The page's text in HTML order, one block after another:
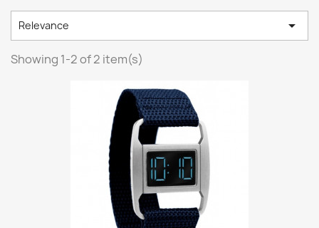
Relevance 
Showing 1-2 of 2 item(s)